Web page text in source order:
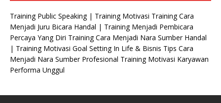
Training Public Speaking | Training Motivasi Training Cara
Menjadi Juru Bicara Handal | Training Menjadi Pembicara
Percaya Yang Diri Training Cara Menjadi Nara Sumber Handal
| Training Motivasi Goal Setting In Life & Bisnis Tips Cara
Menjadi Nara Sumber Profesional Training Motivasi Karyawan
Performa Unggul